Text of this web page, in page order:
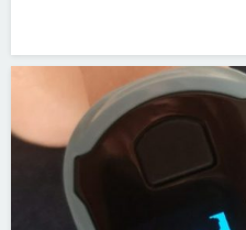
PATIENTENINFORMATIONEN